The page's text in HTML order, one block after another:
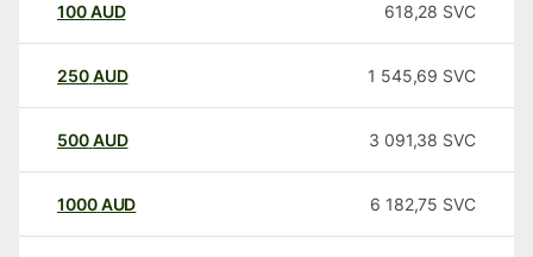
100AUD 618,28 SVC
250AUD 1 545,69 SVC
500AUD 3 091,38 SVC
1000AUD 6 182,75 SVC